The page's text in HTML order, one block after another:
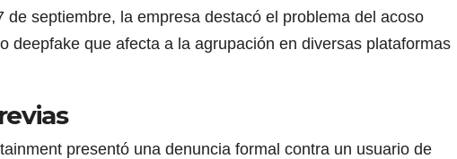
de septiembre, la empresa destacó el problema del acoso
deepfake que afecta a la agrupación en diversas plataformas
presentó una denuncia formal contra un usuario de